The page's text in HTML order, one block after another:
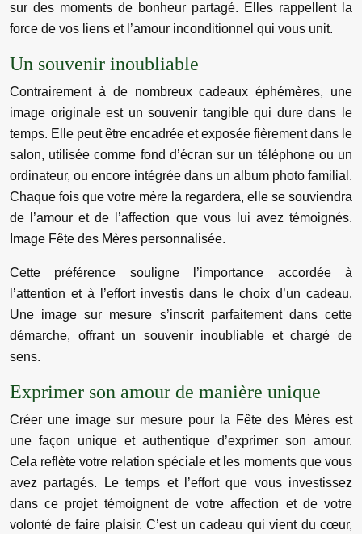
sur des moments de bonheur partagé. Elles rappellent la
force de vos liens et l’amour inconditionnel qui vous unit.
Un souvenir inoubliable
Contrairement à de nombreux cadeaux éphémères, une
image originale est un souvenir tangible qui dure dans le
temps. Elle peut être encadrée et exposée fièrement dans le
salon, utilisée comme fond d’écran sur un téléphone ou un
ordinateur, ou encore intégrée dans un album photo familial.
Chaque fois que votre mère la regardera, elle se souviendra
de l’amour et de l’affection que vous lui avez témoignés.
Image Fête des Mères personnalisée.
Cette préférence souligne l’importance accordée à
l’attention et à l’effort investis dans le choix d’un cadeau.
Une image sur mesure s’inscrit parfaitement dans cette
démarche, offrant un souvenir inoubliable et chargé de
sens.
Exprimer son amour de manière unique
Créer une image sur mesure pour la Fête des Mères est
une façon unique et authentique d’exprimer son amour.
Cela reflète votre relation spéciale et les moments que vous
avez partagés. Le temps et l’effort que vous investissez
dans ce projet témoignent de votre affection et de votre
volonté de faire plaisir. C’est un cadeau qui vient du cœur,